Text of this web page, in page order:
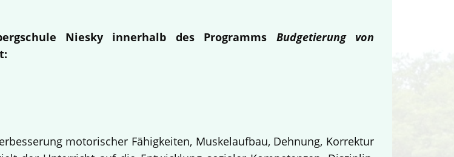
Niesky innerhalb des Programms Budgetierung von
motorischer Fähigkeiten, Muskelaufbau, Dehnung, Korrektur